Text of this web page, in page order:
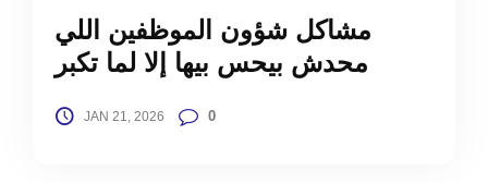
مشاكل شؤون الموظفين اللي
محدش بيحس بيها إلا لما تكبر
JAN 21, 2026 0